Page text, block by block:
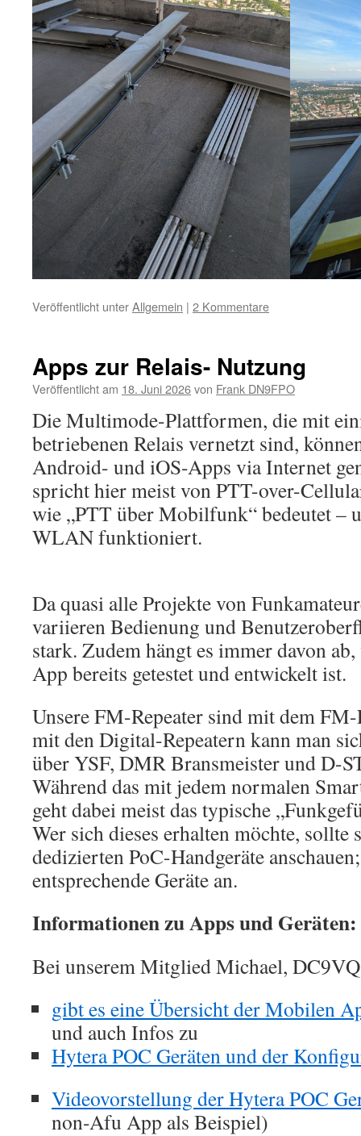
Veröffentlicht unterAllgemein | 2 Kommentare
Apps zur Relais- Nutzung
Veröffentlicht am 18. Juni 2026von Frank DN9FPO
Die Multimode-Plattformen, die mit
betriebenen Relais vernetzt sind,
Android- und iOS-Apps via Internet
spricht hier meist von PTT-over-
wie „PTT über Mobilfunk“ bedeutet –
WLAN funktioniert.
Da quasi alle Projekte von
variieren Bedienung und
stark. Zudem hängt es immer davon
App bereits getestet und entwickelt ist.
Unsere FM-Repeater sind mit dem
mit den Digital-Repeatern kann man
über YSF, DMR Bransmeister und D-
Während das mit jedem normalen
geht dabei meist das typische
Wer sich dieses erhalten möchte, sollte
dedizierten PoC-Handgeräte
entsprechende Geräte an.
Informationen zu Apps und Geräten:
Bei unserem Mitglied Michael,
gibt es eine Übersicht der Mobilen
und auch Infos zu
Hytera POC Geräten und der
Videovorstellung der Hytera POC
non-Afu App als Beispiel)